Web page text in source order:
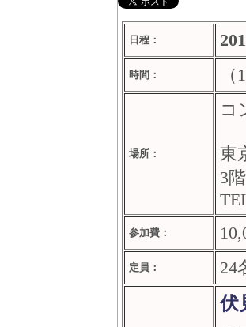
日程：
時間：
場所：
コ
東
3階
参加費：
定員： 24